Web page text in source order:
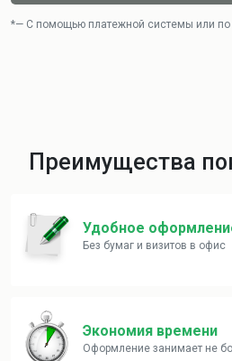
*— С помощью платежной системы или по
Преимущества
Удобное
Без бумаг и визитов в офис
Экономия времени
Оформление занимает не